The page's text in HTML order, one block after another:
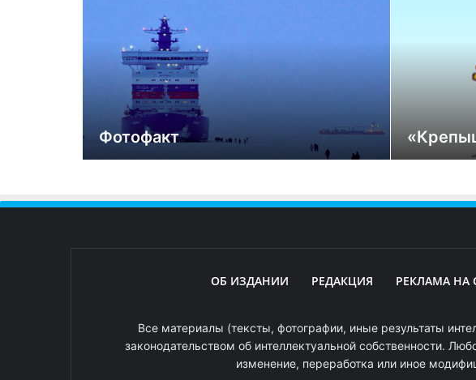
Фотофакт
ОБ ИЗДАНИИ РЕДАКЦИЯ РЕКЛАМА НА
Все материалы (тексты, фотографии, иные результаты
законодательством об интеллектуальной собственности.
изменение, переработка или иное